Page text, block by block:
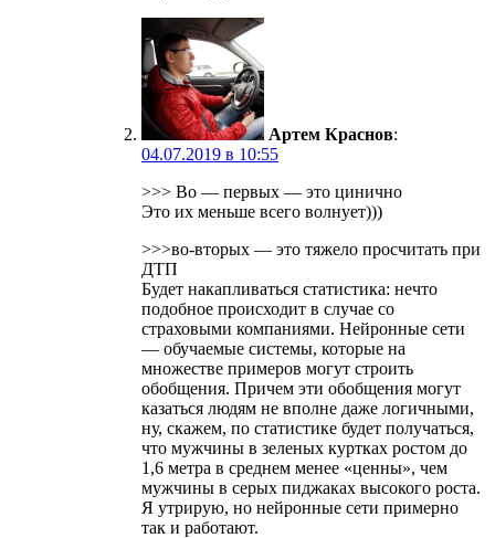
Артем Краснов:
04.07.2019 в 10:55
>>> Во — первых — это цинично
Это их меньше всего волнует)))
>>>во-вторых — это тяжело просчитать при
ДТП
Будет накапливаться статистика: нечто
подобное происходит в случае со
страховыми компаниями. Нейронные сети
— обучаемые системы, которые на
множестве примеров могут строить
обобщения. Причем эти обобщения могут
казаться людям не вполне даже логичными,
ну, скажем, по статистике будет получаться,
что мужчины в зеленых куртках ростом до
1,6 метра в среднем менее «ценны», чем
мужчины в серых пиджаках высокого роста.
Я утрирую, но нейронные сети примерно
так и работают.